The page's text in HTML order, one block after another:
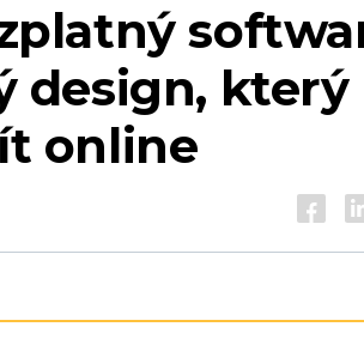
design, který
online